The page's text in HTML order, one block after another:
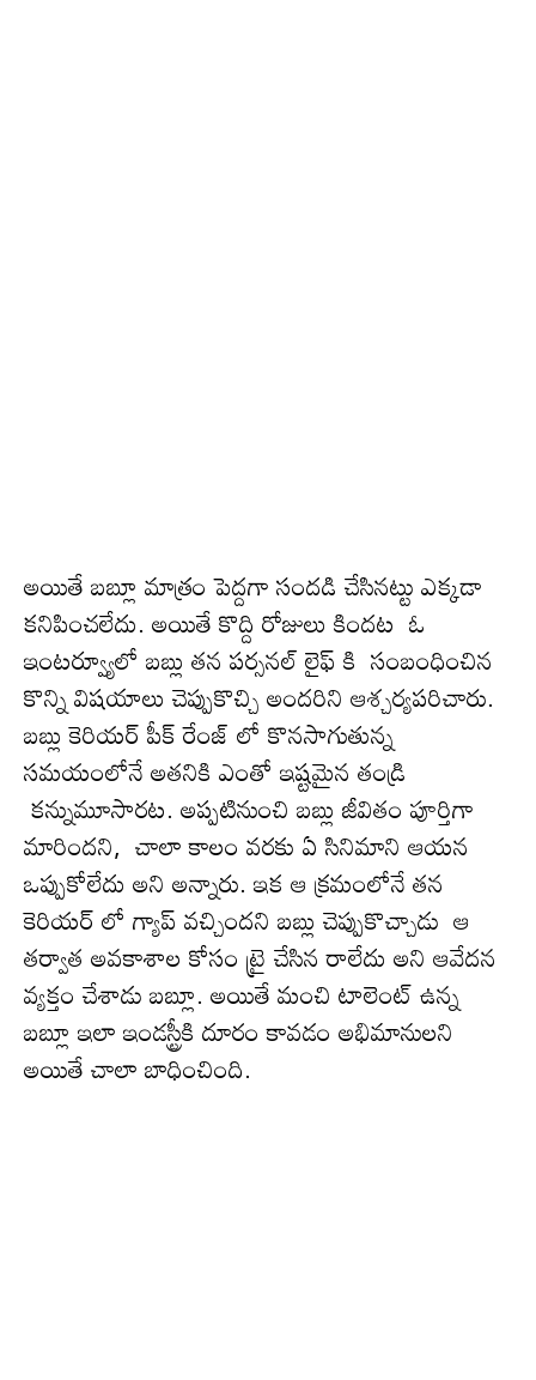
అయితే బ‌బ్లూ మాత్రం పెద్ద‌గా సంద‌డి చేసిన‌ట్టు ఎక్క‌డా
క‌నిపించ‌లేదు. అయితే కొద్ది రోజులు కింద‌ట ఓ
ఇంటర్వ్యూలో బబ్లు తన పర్సనల్ లైఫ్ కి సంబంధించిన
కొన్ని విషయాలు చెప్పుకొచ్చి అంద‌రిని ఆశ్చ‌ర్య‌ప‌రిచారు.
బబ్లు కెరియర్ పీక్ రేంజ్ లో కొనసాగుతున్న
సమయంలోనే అతనికి ఎంతో ఇష్టమైన తండ్రి
కన్నుమూసార‌ట‌. అప్పటినుంచి బబ్లు జీవితం పూర్తిగా
మారింద‌ని, చాలా కాలం వరకు ఏ సినిమాని ఆయన
ఒప్పుకోలేదు అని అన్నారు. ఇక ఆ క్ర‌మంలోనే త‌న‌
కెరియర్ లో గ్యాప్ వచ్చిందని బబ్లు చెప్పుకొచ్చాడు ఆ
తర్వాత అవకాశాల కోసం ట్రై చేసిన రాలేదు అని ఆవేద‌న
వ్య‌క్తం చేశాడు బ‌బ్లూ. అయితే మంచి టాలెంట్ ఉన్న
బ‌బ్లూ ఇలా ఇండస్ట్రీకి దూరం కావ‌డం అభిమానుల‌ని
అయితే చాలా బాధించింది.